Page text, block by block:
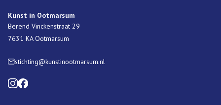
Kunst in Ootmarsum
Berend Vinckenstraat 29
7631 KA Ootmarsum
stichting@kunstinootmarsum.nl